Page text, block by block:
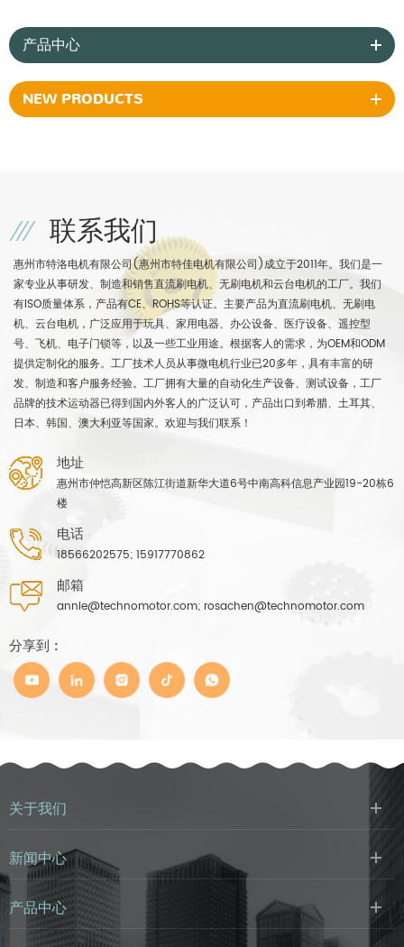
产品中心
NEW PRODUCTS
联系我们
惠州市特洛电机有限公司(惠州市特佳电机有限公司)成立于2011年。我们是一
家专业从事研发、制造和销售直流刷电机、无刷电机和云台电机的工厂。我们
有ISO质量体系，产品有CE、ROHS等认证。主要产品为直流刷电机、无刷电
机、云台电机，广泛应用于玩具、家用电器、办公设备、医疗设备、遥控型
号、飞机、电子门锁等，以及一些工业用途。根据客人的需求，为OEM和ODM
提供定制化的服务。工厂技术人员从事微电机行业已20多年，具有丰富的研
发、制造和客户服务经验。工厂拥有大量的自动化生产设备、测试设备，工厂
品牌的技术运动器已得到国内外客人的广泛认可，产品出口到希腊、土耳其、
日本、韩国、澳大利亚等国家。欢迎与我们联系！
地址
惠州市仲恺高新区陈江街道新华大道6号中南高科信息产业园19-20栋6
楼
电话
18566202575; 15917770862
邮箱
annie@technomotor.com; rosachen@technomotor.com
分享到 :
关于我们
新闻中心
产品中心